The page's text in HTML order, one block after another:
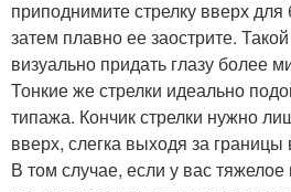
приподнимите стрелку вверх
затем плавно ее заострите.
визуально придать глазу более
Тонкие же стрелки идеально
типажа. Кончик стрелки нужно
вверх, слегка выходя за границы
В том случае, если у вас